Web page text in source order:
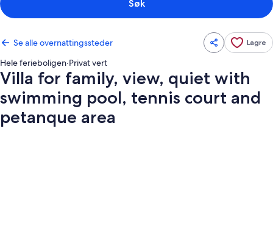
Søk
Se alle overnattingssteder Lagre
Hele ferieboligen·Privat vert
Villa for family, view, quiet with
swimming pool, tennis court and
petanque area